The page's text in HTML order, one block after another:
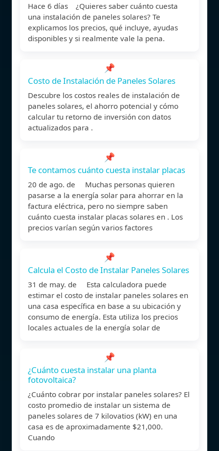
Hace 6 días ¿Quieres saber cuánto cuesta
una instalación de paneles solares? Te
explicamos los precios, qué incluye, ayudas
disponibles y si realmente vale la pena.
📌
Costo de Instalación de Paneles Solares
Descubre los costos reales de instalación de
paneles solares, el ahorro potencial y cómo
calcular tu retorno de inversión con datos
actualizados para .
📌
Te contamos cuánto cuesta instalar placas
20 de ago. de Muchas personas quieren
pasarse a la energía solar para ahorrar en la
factura eléctrica, pero no siempre saben
cuánto cuesta instalar placas solares en . Los
precios varían según varios factores
📌
Calcula el Costo de Instalar Paneles Solares
31 de may. de Esta calculadora puede
estimar el costo de instalar paneles solares en
una casa específica en base a su ubicación y
consumo de energía. Esta utiliza los precios
locales actuales de la energía solar de
📌
¿Cuánto cuesta instalar una planta
fotovoltaica?
¿Cuánto cobrar por instalar paneles solares? El
costo promedio de instalar un sistema de
paneles solares de 7 kilovatios (kW) en una
casa es de aproximadamente $21,000.
Cuando